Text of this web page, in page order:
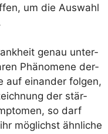
um die Aus­wahl
genau unter­
Phä­no­me­ne der­
auf ein­an­der fol­gen,
der stär­
so darf
mög­lichst ähn­li­che